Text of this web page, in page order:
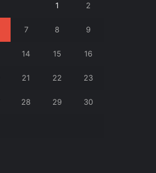
1 2
7 8 9
14 15 16
21 22 23
28 29 30